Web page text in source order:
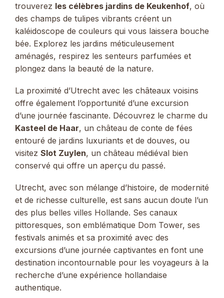
trouverez les célèbres jardins de Keukenhof, où
des champs de tulipes vibrants créent un
kaléidoscope de couleurs qui vous laissera bouche
bée. Explorez les jardins méticuleusement
aménagés, respirez les senteurs parfumées et
plongez dans la beauté de la nature.
La proximité d’Utrecht avec les châteaux voisins
offre également l’opportunité d’une excursion
d’une journée fascinante. Découvrez le charme du
Kasteel de Haar, un château de conte de fées
entouré de jardins luxuriants et de douves, ou
visitez Slot Zuylen, un château médiéval bien
conservé qui offre un aperçu du passé.
Utrecht, avec son mélange d’histoire, de modernité
et de richesse culturelle, est sans aucun doute l’un
des plus belles villes Hollande. Ses canaux
pittoresques, son emblématique Dom Tower, ses
festivals animés et sa proximité avec des
excursions d’une journée captivantes en font une
destination incontournable pour les voyageurs à la
recherche d’une expérience hollandaise
authentique.